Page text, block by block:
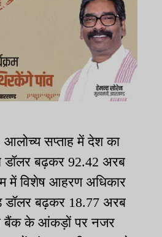
सप्ताह में देश का
डॉलर बढ़कर 92.42 अरब
में विशेष आहरण अधिकार
डॉलर बढ़कर 18.77 अरब
बैंक के आंकड़ों पर नजर